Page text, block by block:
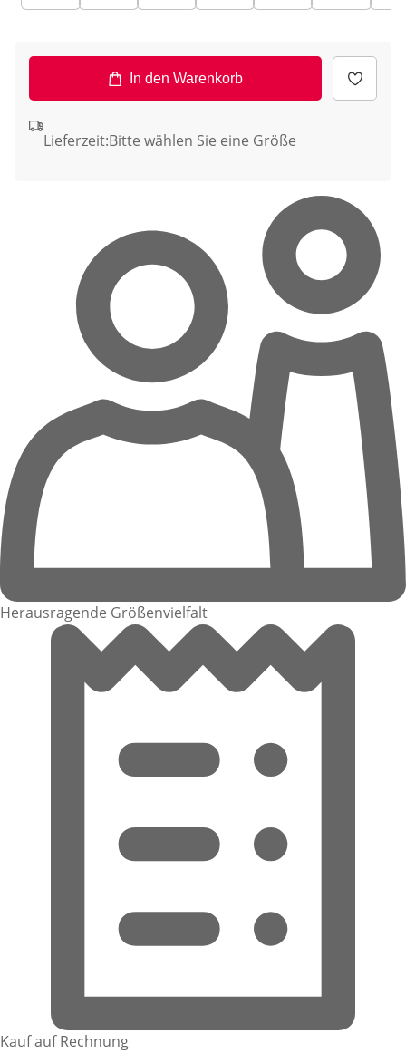
In den Warenkorb
Lieferzeit:Bitte wählen Sie eine Größe
Herausragende Größenvielfalt
Kauf auf Rechnung